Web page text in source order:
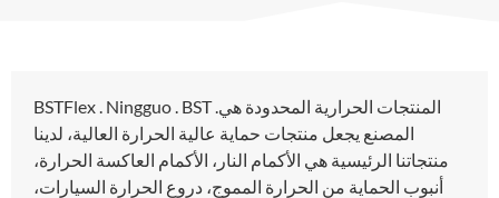
BSTFlex . Ningguo . BST .المنتجات الحرارية المحدودة هي
المصنع يجعل منتجات حماية عالية الحرارة العالية، لدينا
منتجاتنا الرئيسية هي الأكمام النار، الأكمام العاكسة الحرارة،
أنبوب الحماية من الحرارة المموج، دروع الحرارة السيارات،